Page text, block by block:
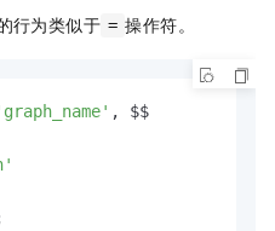
行为类似于 = 操作符。
, $$